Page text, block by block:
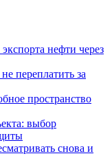
нефти через
переплатить за
пространство
выбор
снова и